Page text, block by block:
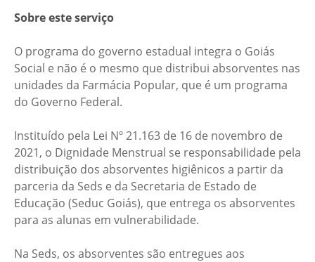
Sobre este serviço
O programa do governo estadual integra o Goiás
Social e não é o mesmo que distribui absorventes nas
unidades da Farmácia Popular, que é um programa
do Governo Federal.
Instituído pela Lei Nº 21.163 de 16 de novembro de
2021, o Dignidade Menstrual se responsabilidade pela
distribuição dos absorventes higiênicos a partir da
parceria da Seds e da Secretaria de Estado de
Educação (Seduc Goiás), que entrega os absorventes
para as alunas em vulnerabilidade.
Na Seds, os absorventes são entregues aos